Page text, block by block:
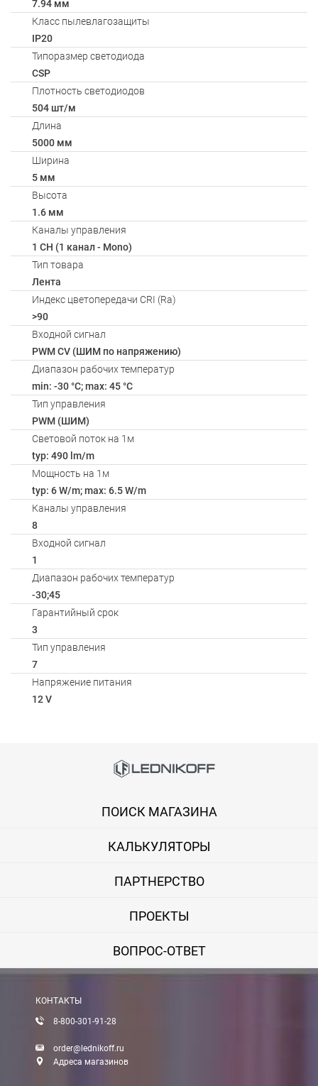
7.94 мм
Класс пылевлагозащиты
IP20
Типоразмер светодиода
CSP
Плотность светодиодов
504 шт/м
Длина
5000 мм
Ширина
5 мм
Высота
1.6 мм
Каналы управления
1 CH (1 канал - Mono)
Тип товара
Лента
Индекс цветопередачи CRI (Ra)
>90
Входной сигнал
PWM СV (ШИМ по напряжению)
Диапазон рабочих температур
min: -30 °C; max: 45 °C
Тип управления
PWM (ШИМ)
Световой поток на 1м
typ: 490 lm/m
Мощность на 1м
typ: 6 W/m; max: 6.5 W/m
Каналы управления
8
Входной сигнал
1
Диапазон рабочих температур
-30;45
Гарантийный срок
3
Тип управления
7
Напряжение питания
12 V
Вы можете оплатить покупку на сайте банковской картой
Оплата при получении
Вы можете оплатить заказ непосредственно при получении
Вы можете оплатить заказ по выставленному счету в любом
Доставка:
ПОИСК МАГАЗИНА
КАЛЬКУЛЯТОРЫ
ПАРТНЕРСТВО
ПРОЕКТЫ
ВОПРОС-ОТВЕТ
КОНТАКТЫ
8-800-301-91-28
order@lednikoff.ru
Адреса магазинов